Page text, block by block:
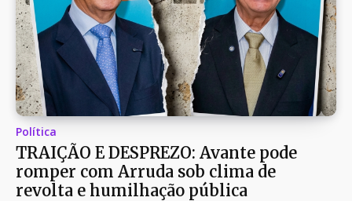
Política
TRAIÇÃO E DESPREZO: Avante pode
romper com Arruda sob clima de
revolta e humilhação pública